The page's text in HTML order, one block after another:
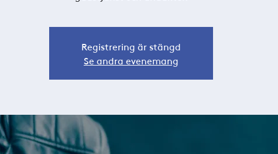
Registrering är stängd
Se andra evenemang